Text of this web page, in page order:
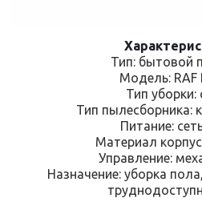
Тип: бытовой
Модель: RAF
Тип уборки:
Тип пылесборника:
Питание:
Материал
Управление:
Назначение: уборка